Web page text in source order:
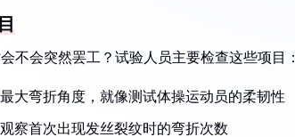
不会突然罢工？试验人员主要检查这些项目：
大弯折角度，就像测试体操运动员的柔韧性
察首次出现发丝裂纹时的弯折次数